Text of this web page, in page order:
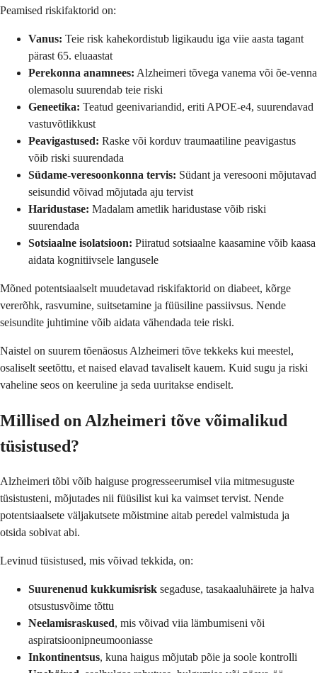
Peamised riskifaktorid on:
Vanus: Teie risk kahekordistub ligikaudu iga viie aasta tagant
pärast 65. eluaastat
Perekonna anamnees: Alzheimeri tõvega vanema või õe-venna
olemasolu suurendab teie riski
Geneetika: Teatud geenivariandid, eriti APOE-e4, suurendavad
vastuvõtlikkust
Peavigastused: Raske või korduv traumaatiline peavigastus
võib riski suurendada
Südame-veresoonkonna tervis: Südant ja veresooni mõjutavad
seisundid võivad mõjutada aju tervist
Haridustase: Madalam ametlik haridustase võib riski
suurendada
Sotsiaalne isolatsioon: Piiratud sotsiaalne kaasamine võib kaasa
aidata kognitiivsele langusele
Mõned potentsiaalselt muudetavad riskifaktorid on diabeet, kõrge
vererõhk, rasvumine, suitsetamine ja füüsiline passiivsus. Nende
seisundite juhtimine võib aidata vähendada teie riski.
Naistel on suurem tõenäosus Alzheimeri tõve tekkeks kui meestel,
osaliselt seetõttu, et naised elavad tavaliselt kauem. Kuid sugu ja riski
vaheline seos on keeruline ja seda uuritakse endiselt.
Millised on Alzheimeri tõve võimalikud
tüsistused?
Alzheimeri tõbi võib haiguse progresseerumisel viia mitmesuguste
tüsistusteni, mõjutades nii füüsilist kui ka vaimset tervist. Nende
potentsiaalsete väljakutsete mõistmine aitab peredel valmistuda ja
otsida sobivat abi.
Levinud tüsistused, mis võivad tekkida, on:
Suurenenud kukkumisrisk segaduse, tasakaaluhäirete ja halva
otsustusvõime tõttu
Neelamisraskused, mis võivad viia lämbumiseni või
aspiratsioonipneumooniasse
Inkontinentsus, kuna haigus mõjutab põie ja soole kontrolli